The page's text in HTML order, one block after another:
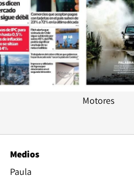
Motores
Medios
Paula